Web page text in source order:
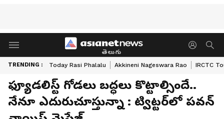
తెలుగు
TRENDING : Today Rasi Phalalu Akkineni Nageswara Rao IRCTC
ఫ్యూడలిస్ట్ గోడలు బద్ధలు కొట్టాల్సిందే..
నేనూ ఎదురుచూస్తున్నా : ట్విట్టర్‌లో పవన్